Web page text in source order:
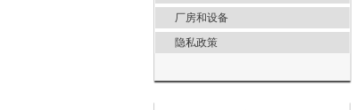
厂房和设备
隐私政策